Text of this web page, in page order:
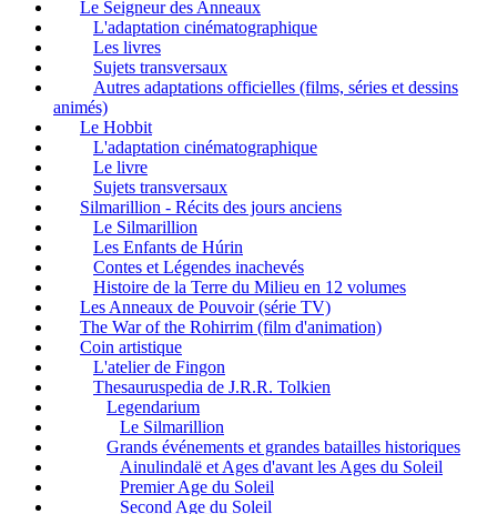
Le Seigneur des Anneaux
L'adaptation cinématographique
Les livres
Sujets transversaux
Autres adaptations officielles (films, séries et dessins
animés)
Le Hobbit
L'adaptation cinématographique
Le livre
Sujets transversaux
Silmarillion - Récits des jours anciens
Le Silmarillion
Les Enfants de Húrin
Contes et Légendes inachevés
Histoire de la Terre du Milieu en 12 volumes
Les Anneaux de Pouvoir (série TV)
The War of the Rohirrim (film d'animation)
Coin artistique
L'atelier de Fingon
Thesauruspedia de J.R.R. Tolkien
Legendarium
Le Silmarillion
Grands événements et grandes batailles historiques
Ainulindalë et Ages d'avant les Ages du Soleil
Premier Age du Soleil
Second Age du Soleil